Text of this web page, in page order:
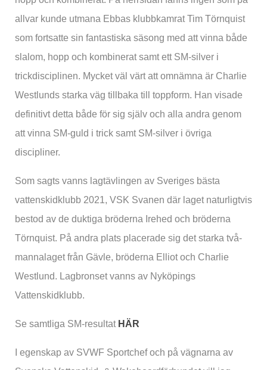
allvar kunde utmana Ebbas klubbkamrat Tim Törnquist
som fortsatte sin fantastiska säsong med att vinna både
slalom, hopp och kombinerat samt ett SM-silver i
trickdisciplinen. Mycket väl värt att omnämna är Charlie
Westlunds starka väg tillbaka till toppform. Han visade
definitivt detta både för sig själv och alla andra genom
att vinna SM-guld i trick samt SM-silver i övriga
discipliner.
Som sagts vanns lagtävlingen av Sveriges bästa
vattenskidklubb 2021, VSK Svanen där laget naturligtvis
bestod av de duktiga bröderna Irehed och bröderna
Törnquist. På andra plats placerade sig det starka två-
mannalaget från Gävle, bröderna Elliot och Charlie
Westlund. Lagbronset vanns av Nyköpings
Vattenskidklubb.
Se samtliga SM-resultat HÄR
I egenskap av SVWF Sportchef och på vägnarna av